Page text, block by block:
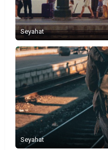
Seyahat
Seyahat